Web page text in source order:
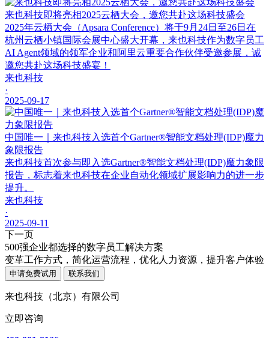
来也科技即将亮相2025云栖大会，邀您共赴这场科技盛会
2025年云栖大会（Apsara Conference）将于9月24日至26日在
杭州云栖小镇国际会展中心盛大开幕，来也科技作为数字员工
AI Agent领域的领军企业和阿里云重要合作伙伴受邀参展，诚
邀您共赴这场科技盛宴！
来也科技
·
2025-09-17
中国唯一｜来也科技入选首个Gartner®智能文档处理(IDP)魔力
象限报告
来也科技首次参与即入选Gartner®智能文档处理(IDP)魔力象限
报告，标志着来也科技在企业自动化领域扩展影响力的进一步
提升。
来也科技
·
2025-09-11
下一页
500强企业都选择的数字员工解决方案
变革工作方式，简化运营流程，优化人力资源，提升客户体验
申请免费试用 联系我们
来也科技（北京）有限公司
立即咨询